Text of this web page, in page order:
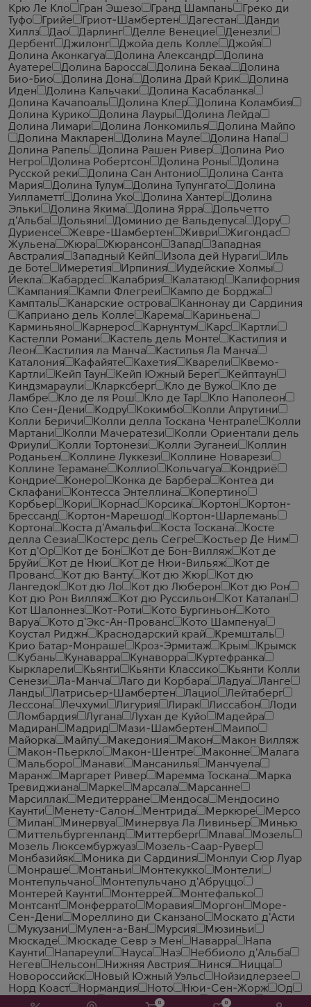
0 0
Крю Ле Кло
Гран Эшезо Гранд Шампань
Греко ди
Туфо
Грийе Гриот-Шамбертен Дагестан
Данди
Хиллз
Дао Дарлинг Делле Венецие
Денезли
Дербент
Джилонг Джойа дель Колле
Джойя
Долина Аконкагуа
Долина Александр
Долина
Ауатере
Долина Баросса Долина Бекаа
Долина
Био-Био
Долина Дона Долина Драй Крик
Долина
Иден
Долина Кальчаки
Долина Касабланка
Долина Качапоаль
Долина Клер
Долина Коламбия
Долина Курико
Долина Лауры
Долина Лейда
Долина Лимари
Долина Лонкомилья
Долина Майпо
Долина Макларен
Долина Мауле
Долина Напа
Долина Рапель
Долина Рашен Ривер
Долина Рио
Негро
Долина Робертсон Долина Роны
Долина
Русской реки
Долина Сан Антонио
Долина Санта
Мария
Долина Тулум Долина Тупунгато
Долина
Уилламетт
Долина Уко Долина Хантер
Долина
Эльки
Долина Якима Долина Ярра
Дольчетто
д'Альба
Дольяни Доминио де Вальдепуса
Дору
Дуриенсе
Жевре-Шамбертен Живри
Жигондас
Жульена
Жюра Жюрансон Запад
Западная
Австралия
Западный Кейп Изола дей Нураги
Иль
де Боте
Имеретия Ирпиния
Иудейские Холмы
Йекла
Кабардес Калабрия Калатаюд
Калифорния
Кампания
Кампи Флегреи
Кампо де Борджа
Кампталь
Канарские острова
Каннонау ди Сардиния
Каприано дель Колле
Карема
Кариньена
Карминьяно
Карнерос Карнунтум Карс
Картли
Кастелли Романи
Кастель дель Монте
Кастилия и
Леон
Кастилия ла Манча
Кастилья Ла Манча
Каталония
Кафайяте Кахетия Кварели
Квемо-
Картли
Кейп Таун Кейп Южный Берег
Кейптаун
Киндзмараули
Кларксберг Кло де Вужо
Кло де
Ламбре
Кло де ля Рош Кло де Тар
Кло Наполеон
Кло Сен-Дени
Кодру Кокимбо
Колли Апрутини
Колли Беричи
Колли делла Тоскана Чентрале
Колли
Мартани
Колли Мачератези
Колли Ориентали дель
Фриули
Колли Тортонези Колли Эуганеи
Коллин
Роданьен
Коллине Луккези
Коллине Новарези
Коллине Терамане
Коллио Кольчагуа
Кондриё
Кондрие
Конеро Конка де Барбера
Контеа ди
Склафани
Контесса Энтеллина
Копертино
Корбьер
Кори Корнас Корсика Кортон
Кортон-
Брессанд
Кортон-Марешод
Кортон-Шарлемань
Кортона
Коста д'Амальфи Коста Тоскана
Косте
делла Сезиа
Костерс дель Сегре
Костьер Де Ним
Кот д'Ор
Кот де Бон Кот де Бон-Вилляж
Кот де
Бруйи
Кот де Нюи Кот де Нюи-Вильяж
Кот де
Прованс
Кот дю Ванту Кот дю Жюр
Кот дю
Лангедок
Кот дю Ло Кот дю Люберон
Кот дю Рон
Кот дю Рон Вилляж
Кот дю Руссильон
Кот Каталан
Кот Шалоннез
Кот-Роти Кото Бургиньон
Кото
Варуа
Кото д'Экс-Ан-Прованс
Кото Шампенуа
Коустал Риджн
Краснодарский край
Кремшталь
Крио Батар-Монраше
Кроз-Эрмитаж Крым
Крымск
Кубань
Кунаварра Кунаворра
Куртефранка
Кыркларели
Кьянти Кьянти Классико
Кьянти Колли
Сенези
Ла-Манча Лаго ди Корбара Ладуа
Ланге
Ланды
Латрисьер-Шамбертен Лацио
Лейтаберг
Лессона
Лечхуми Лигурия Лирак Лиссабон
Лоди
Ломбардия
Лугана Лухан де Куйо
Мадейра
Мадиран
Мадрид Мази-Шамбертен
Маипо
Майорка
Майпу Македония Макон
Макон Вилляж
Макон-Пьеркло
Макон-Шентре Маконне
Малага
Мальборо
Манави Мансанилья
Манчуела
Маранж
Маргарет Ривер Маремма Тоскана
Марка
Тревиджиана
Марке Марсала
Марсанне
Марсиллак
Медитерране Мендоса
Мендосино
Каунти
Менету-Салон Ментрида Меркюре
Мерсо
Милан
Минервуа Минервуа Ла Ливиньер
Минью
Миттельбургенланд
Миттерберг Млава
Мозель
Мозель Люксембуржуаз
Мозель-Саар-Рувер
Монбазийяк
Моника ди Сардиния
Монлуи Сюр Луар
Монраше
Монтаньи Монтекукко
Монтели
Монтепульчано
Монтепульчано д'Абруццо
Монтерей Каунти
Монтеррей
Монтефалько
Монтсант
Монферрато Моравия Моргон
Море-
Сен-Дени
Мореллино ди Сканзано
Москато д'Асти
Мукузани
Мулен-а-Ван Мурсия
Мюзиньи
Мюскаде
Мюскаде Севр э Мен Наварра
Напа
Каунти
Напареули Науса Наэ
Неббиоло д'Альба
Негев
Нельсон Нижняя Австрия Нинся
Ницца
Новороссийск
Новый Южный Уэльс
Нойзидлерзее
Норд Коаст
Нормандия Ното Нюи-Сен-Жорж
Од
Олифантс Ривер
Ольтрепо Павезе Онтарио